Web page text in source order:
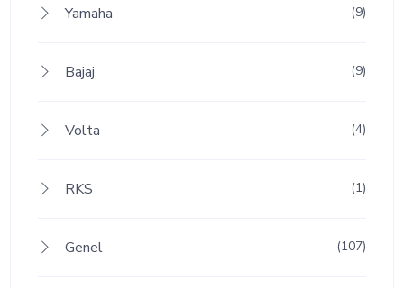
Yamaha (9)
Bajaj (9)
Volta (4)
RKS (1)
Genel (107)